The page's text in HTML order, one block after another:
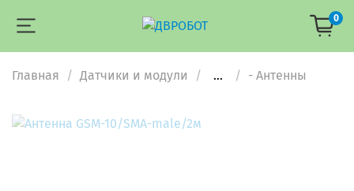
0
Главная Датчики и модули ... - Антенны